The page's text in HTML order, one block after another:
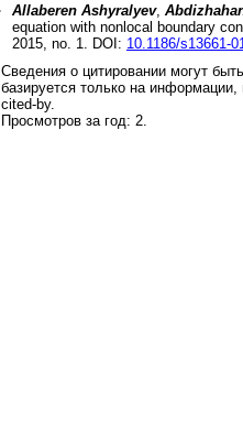
Allaberen Ashyralyev,
equation with nonlocal boundary
2015 , no. 1 DOI: 10.1186/s13661-
Сведения о цитировании могут
базируется только на
cited-by.
Просмотров за год: 2.